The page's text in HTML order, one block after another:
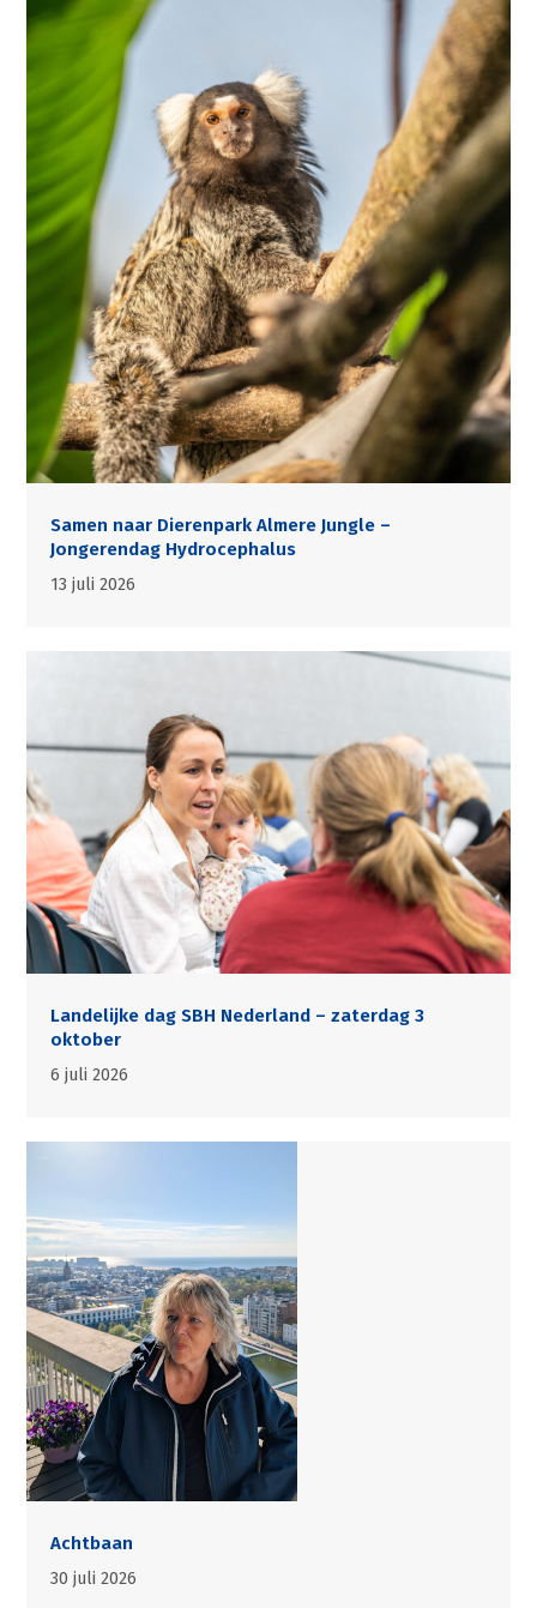
Samen naar Dierenpark Almere Jungle –
Jongerendag Hydrocephalus
13 juli 2026
Landelijke dag SBH Nederland – zaterdag 3
oktober
6 juli 2026
Achtbaan
30 juli 2026